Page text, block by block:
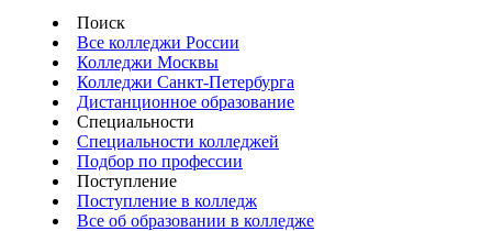
Поиск
Все колледжи России
Колледжи Москвы
Колледжи Санкт-Петербурга
Дистанционное образование
Специальности
Специальности колледжей
Подбор по профессии
Поступление
Поступление в колледж
Все об образовании в колледже